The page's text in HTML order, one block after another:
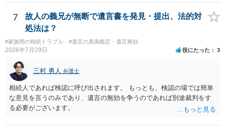
ます。 入籍した場合でも、原則契約者が単独で全ての債務を負うこと
には変わりがありません。 なかなか対応に難しい案件であり、公開の
場でアドバイスを行うのも限界があるように思われますので、資料等
を持参のうえ個別に弁護士に相談されることをお勧めします。
7
故人の義兄が無断で遺言書を発見・提出、法的対
処法は？
#家族間の相続トラブル #遺言の真偽鑑定・遺言無効
2026年7月29日 役にたった 3
三村 勇人 弁護士
相続人であれば検認に呼び出されます。 もっとも、検認の場では簡単
な意見を言うのみであり、遺言の無効を争うのであれば別途裁判をす
る必要がございます。